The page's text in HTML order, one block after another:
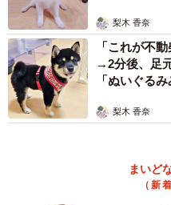
ゆうちょ銀行へ行くことに
引き落とし元にたらい
「【ゆうちょ銀行で】
事情を話すと『そんな対応
ね』
す。（本当は内容を知った
を知るのは諦めた）』と思
梨木 香奈
「これが不
→2分後、足
「ぬいぐるみ
梨木 香奈
まいど
（新